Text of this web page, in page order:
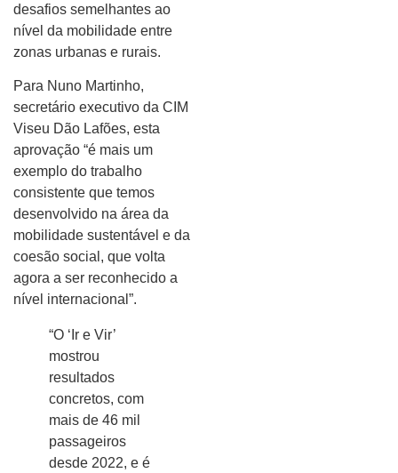
desafios semelhantes ao
nível da mobilidade entre
zonas urbanas e rurais.
Para Nuno Martinho,
secretário executivo da CIM
Viseu Dão Lafões, esta
aprovação “é mais um
exemplo do trabalho
consistente que temos
desenvolvido na área da
mobilidade sustentável e da
coesão social, que volta
agora a ser reconhecido a
nível internacional”.
“O ‘Ir e Vir’
mostrou
resultados
concretos, com
mais de 46 mil
passageiros
desde 2022, e é